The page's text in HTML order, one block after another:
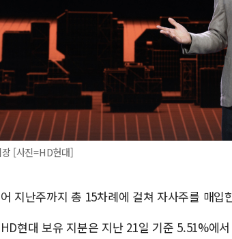
[사진=HD현대]
지난주까지 총 15차례에 걸쳐 자사주를 매입
현대 보유 지분은 지난 21일 기준 5.51%에